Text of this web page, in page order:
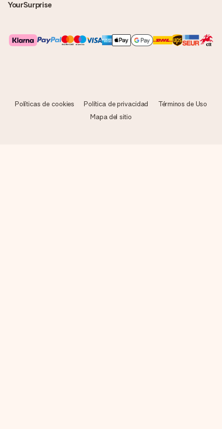
YourSurprise
Políticas de cookies Política de privacidad
Términos de Uso
Mapa del sitio